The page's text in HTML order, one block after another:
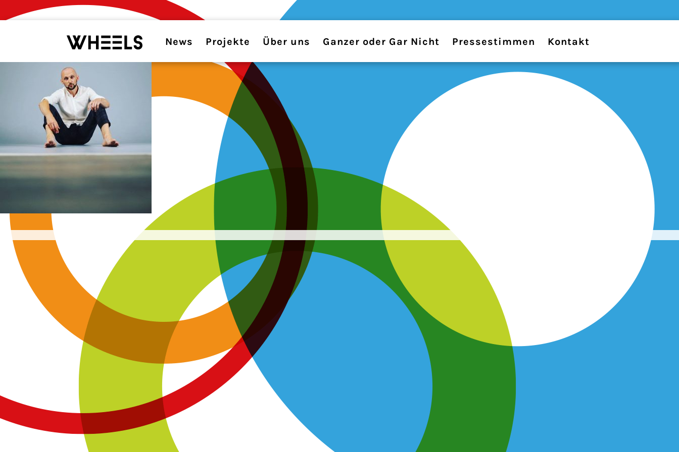
News Projekte Über uns Ganzer oder Gar Nicht Pressestimmen Kontakt